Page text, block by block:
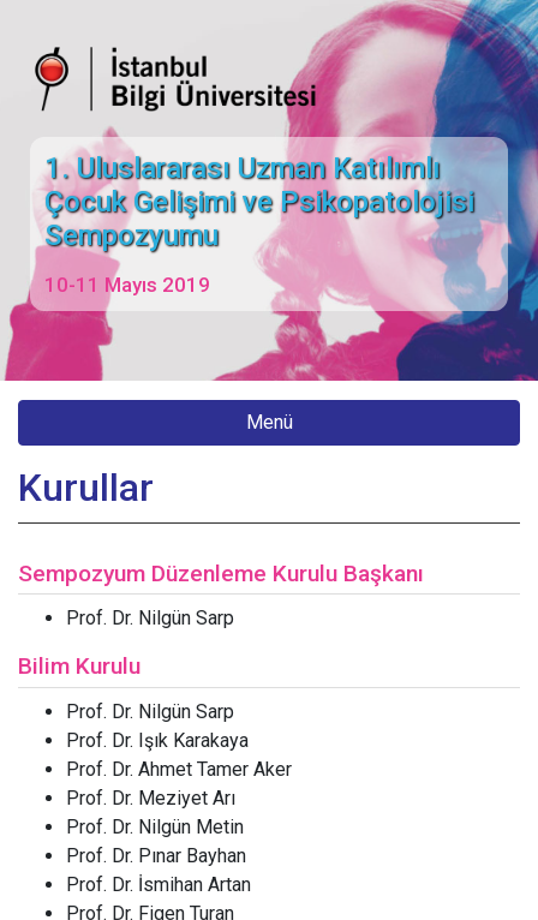
1. Uluslararası Uzman Katılımlı
Çocuk Gelişimi ve Psikopatolojisi
Sempozyumu
10-11 Mayıs 2019
Menü
Kurullar
Sempozyum Düzenleme Kurulu Başkanı
Prof. Dr. Nilgün Sarp
Bilim Kurulu
Prof. Dr. Nilgün Sarp
Prof. Dr. Işık Karakaya
Prof. Dr. Ahmet Tamer Aker
Prof. Dr. Meziyet Arı
Prof. Dr. Nilgün Metin
Prof. Dr. Pınar Bayhan
Prof. Dr. İsmihan Artan
Prof. Dr. Figen Turan